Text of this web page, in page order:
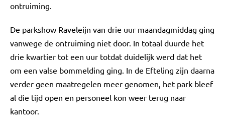
ontruiming.
De parkshow Raveleijn van drie uur maandagmiddag ging
vanwege de ontruiming niet door. In totaal duurde het
drie kwartier tot een uur totdat duidelijk werd dat het
om een valse bommelding ging. In de Efteling zijn daarna
verder geen maatregelen meer genomen, het park bleef
al die tijd open en personeel kon weer terug naar
kantoor.